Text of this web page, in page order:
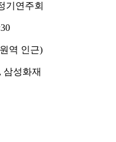
기연주회
역 인근)
삼성화재